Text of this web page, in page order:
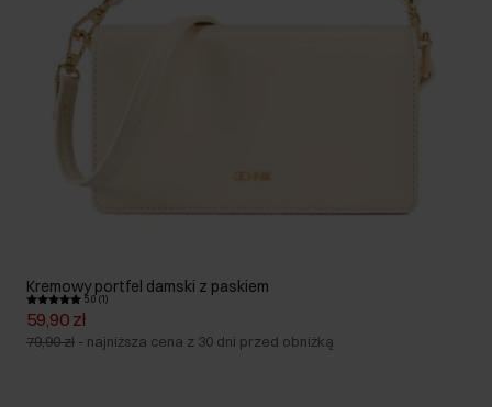
Kremowy portfel damski z paskiem
5.0 (1)
59,90 zł
79,90 zł - najniższa cena z 30 dni przed obniżką